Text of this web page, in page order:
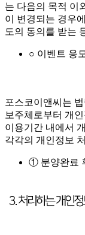
는 다음의 목적 이
이 변경되는 경우
도의 동의를 받는
○ 이벤트 응모
포스코이앤씨는
보주체로부터 개
이용기간 내에서
각각의 개인정보
① 분양완료